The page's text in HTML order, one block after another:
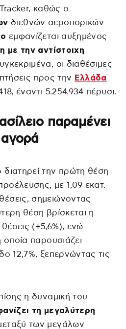
καθώς ο
διεθνών αεροπορικών
εμφανίζεται αυξημένος
με την αντίστοιχη
οι διαθέσιμες
προς την Ελλάδα
έναντι 5.254.934 πέρυσι.
παραμένει
την πρώτη θέση
με 1,09 εκατ.
σημειώνοντας
θέση βρίσκεται η
θέσεις (+5,6%), ενώ
οποία παρουσιάζει
12,7%, ξεπερνώντας τις
η δυναμική του
τη μεγαλύτερη
των μεγάλων